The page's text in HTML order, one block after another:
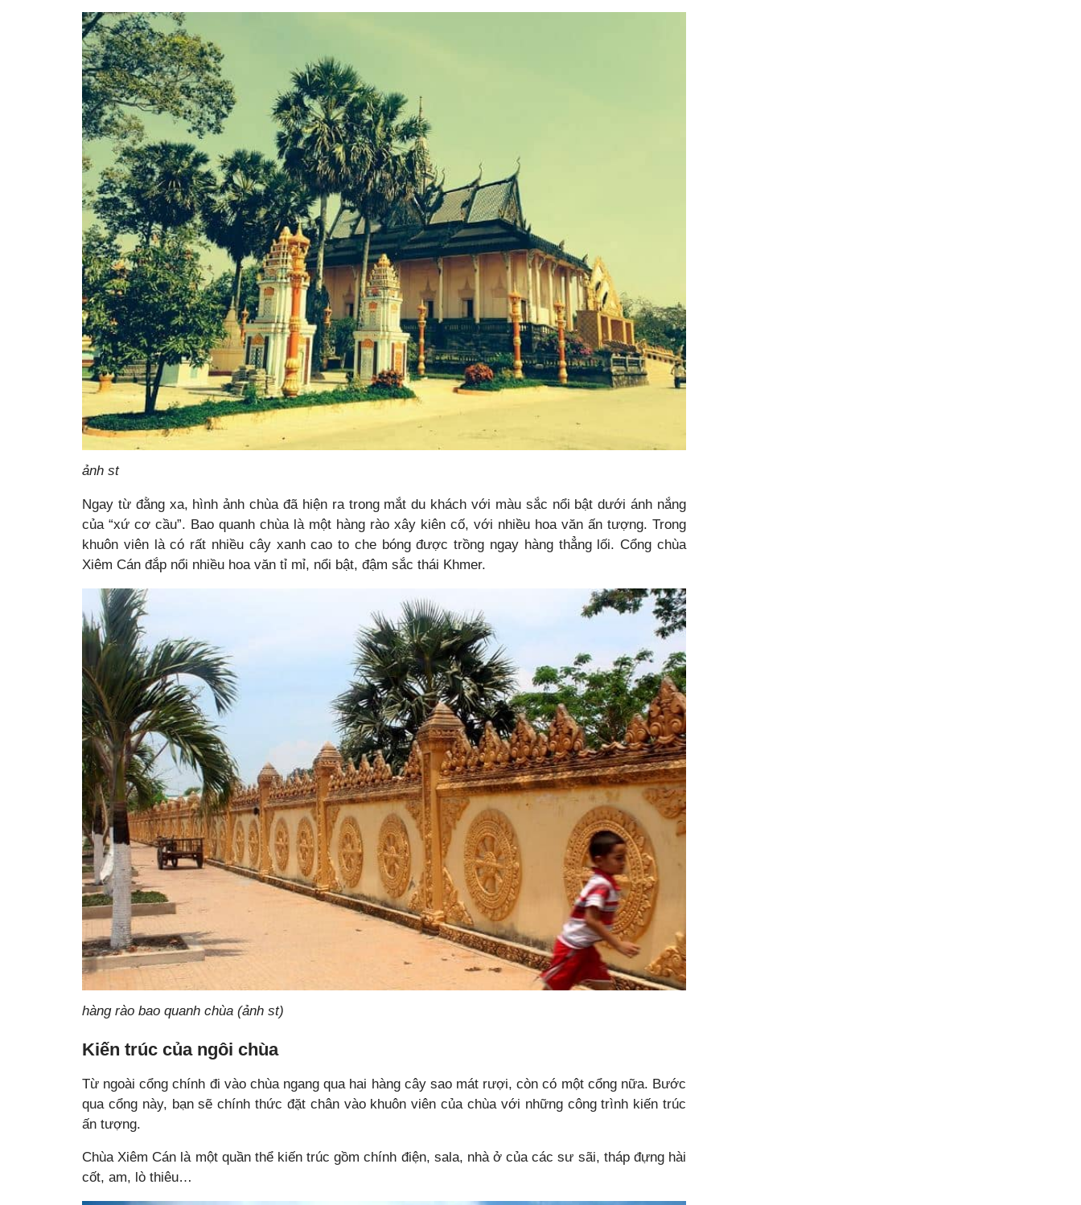
ảnh st
Ngay từ đằng xa, hình ảnh chùa đã hiện ra trong mắt du khách với màu sắc nổi bật dưới ánh nắng
của “xứ cơ cầu”. Bao quanh chùa là một hàng rào xây kiên cố, với nhiều hoa văn ấn tượng. Trong
khuôn viên là có rất nhiều cây xanh cao to che bóng được trồng ngay hàng thẳng lối. Cổng chùa
Xiêm Cán đắp nổi nhiều hoa văn tỉ mỉ, nổi bật, đậm sắc thái Khmer.
hàng rào bao quanh chùa (ảnh st)
Kiến trúc của ngôi chùa
Từ ngoài cổng chính đi vào chùa ngang qua hai hàng cây sao mát rượi, còn có một cổng nữa. Bước
qua cổng này, bạn sẽ chính thức đặt chân vào khuôn viên của chùa với những công trình kiến trúc
ấn tượng.
Chùa Xiêm Cán là một quần thể kiến trúc gồm chính điện, sala, nhà ở của các sư sãi, tháp đựng hài
cốt, am, lò thiêu…